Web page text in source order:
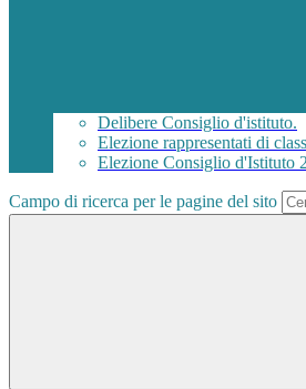
Delibere Consiglio d'istituto.
Elezione rappresentati di
Elezione Consiglio d'Istituto
Campo di ricerca per le pagine del sito